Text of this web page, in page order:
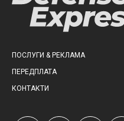
ПОСЛУГИ & РЕКЛАМА
ПЕРЕДПЛАТА
КОНТАКТИ